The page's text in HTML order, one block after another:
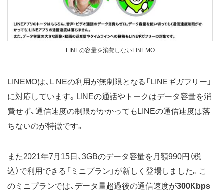
LINEの容量を消費しないLINEMO
LINEMOは、LINEの利用が無制限となる「LINEギガフリー」
に対応しています。LINEの通話やトークはデータ容量を消
費せず、通信速度の制限がかかってもLINEの通信速度は落
ちないのが特徴です。
また2021年7月15日、3GBのデータ容量を月額990円（税
込）で利用できる「ミニプラン」が新しく登場しました。こ
のミニプランでは、データ量超過後の通信速度が300Kbps